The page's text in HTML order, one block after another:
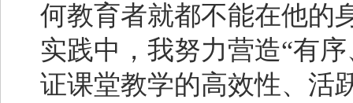
何教育者就都不能在他的
实践中，我努力营造“有
证课堂教学的高效性、活